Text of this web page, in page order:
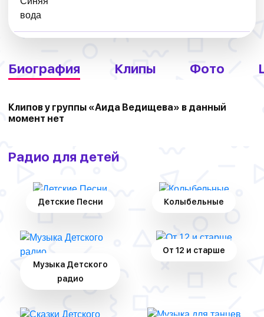
Биография Клипы Фото
Клипов у группы «Аида Ведищева» в данный
момент нет
Радио для детей
Детские Песни Колыбельные
Музыка Детского
радио
От 12 и старше